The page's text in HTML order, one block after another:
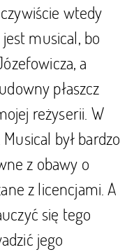
wtedy
musical, bo
a
płaszcz
reżyserii. W
był bardzo
z obawy o
z licencjami. A
się tego
jego